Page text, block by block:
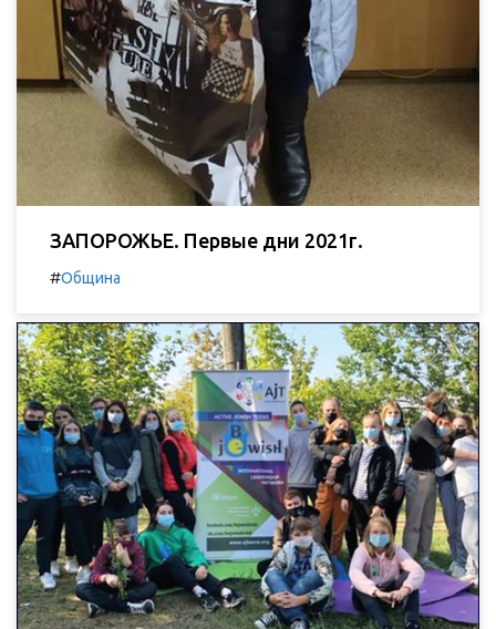
ЗАПОРОЖЬЕ. Первые дни 2021г.
#Община